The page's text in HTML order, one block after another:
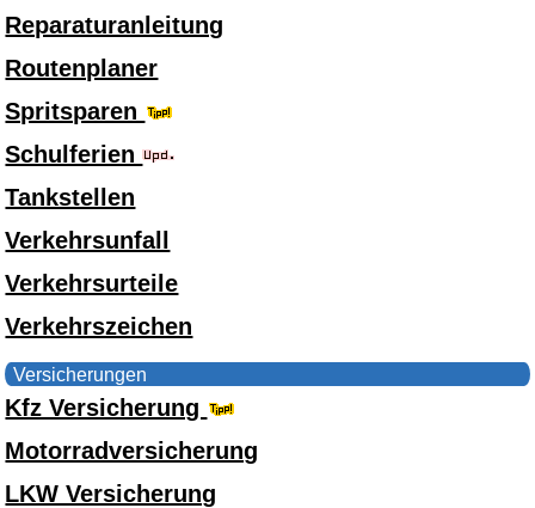
Reparaturanleitung
Routenplaner
Spritsparen
Schulferien
Tankstellen
Verkehrsunfall
Verkehrsurteile
Verkehrszeichen
Versicherungen
Kfz Versicherung
Motorradversicherung
LKW Versicherung